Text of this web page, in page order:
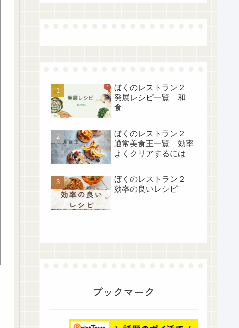
ぼくのレストラン２
発展レシピ一覧 和
食
ぼくのレストラン２
通常美食王一覧 効率
よくクリアするには
ぼくのレストラン２
効率の良いレシピ
ブックマーク